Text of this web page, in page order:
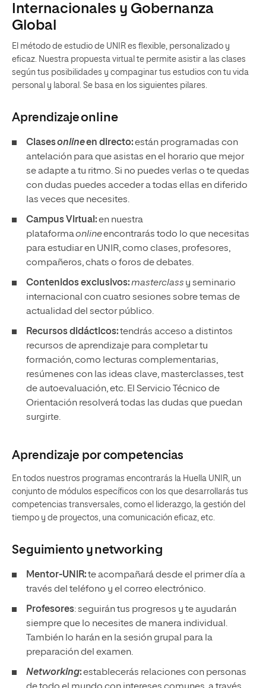
Internacionales y Gobernanza
Global
El método de estudio de UNIR es flexible, personalizado y
eficaz. Nuestra propuesta virtual te permite asistir a las clases
según tus posibilidades y compaginar tus estudios con tu vida
personal y laboral. Se basa en los siguientes pilares.
Aprendizajeonline
Clasesonlineen directo:están programadas con
antelación para que asistas en el horario que mejor
se adapte a tu ritmo. Si no puedes verlas o te quedas
con dudas puedes acceder a todas ellas en diferido
las veces que necesites.
Campus Virtual:en nuestra
plataformaonlineencontrarás todo lo que necesitas
para estudiar en UNIR, como clases, profesores,
compañeros, chats o foros de debates.
Contenidos exclusivos:masterclass y seminario
internacional con cuatro sesiones sobre temas de
actualidad del sector público.
Recursos didácticos:tendrás acceso a distintos
recursos de aprendizaje para completar tu
formación, como lecturas complementarias,
resúmenes con las ideas clave, masterclasses, test
de autoevaluación, etc. El Servicio Técnico de
Orientación resolverá todas las dudas que puedan
surgirte.
Aprendizaje por competencias
En todos nuestros programas encontrarás la Huella UNIR, un
conjunto de módulos específicos con los que desarrollarás tus
competencias transversales, como el liderazgo, la gestión del
tiempo y de proyectos, una comunicación eficaz, etc.
Seguimiento y networking
Mentor-UNIR:te acompañará desde el primer día a
través del teléfono y el correo electrónico.
Profesores: seguirán tus progresos y te ayudarán
siempre que lo necesites de manera individual.
También lo harán en la sesión grupal para la
preparación del examen.
Networking:establecerás relaciones con personas